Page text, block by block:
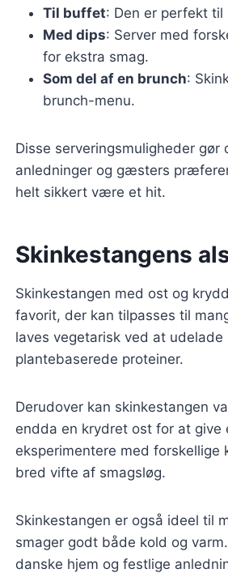
Til buffet: Den er perfekt
Med dips: Server med
for ekstra smag.
Som del af en brunch:
brunch-menu.
Disse serveringsmuligheder
anledninger og gæsters
helt sikkert være et hit.
Skinkestangens
Skinkestangen med ost og
favorit, der kan tilpasses til
laves vegetarisk ved at
plantebaserede proteiner.
Derudover kan skinkestangen
endda en krydret ost for at give
eksperimentere med forskellige
bred vifte af smagsløg.
Skinkestangen er også ideel til
smager godt både kold og
danske hjem og festlige